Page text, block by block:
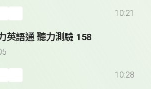
10:21
英語通 聽力測驗 158
10:28